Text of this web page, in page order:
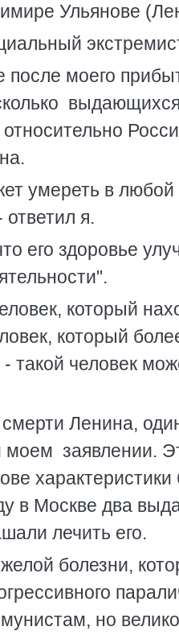
Ульянове
моего
относительно
умереть в
я.
его здоровье
который
который
- такой человек
Ленина,
заявлении.
в Москве два
лечить его.
болезни,
но